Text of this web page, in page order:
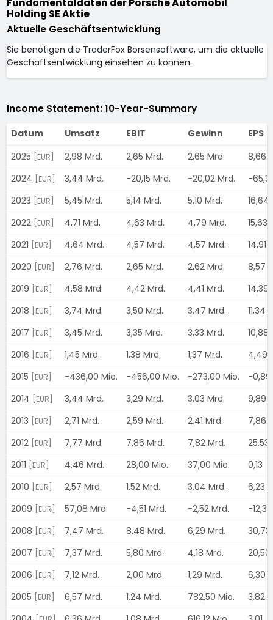
Holding SE Aktie
Aktuelle Geschäftsentwicklung
Sie benötigen die TraderFox Börsensoftware, um die aktuelle
Geschäftsentwicklung einsehen zu können.
Income Statement: 10-Year-Summary
Datum Umsatz EBIT Gewinn
EPS
2025
[EUR] 2,98 Mrd. 2,65 Mrd. 2,65 Mrd.
8,66
2024
[EUR] 3,44 Mrd. -20,15 Mrd. -20,02 Mrd.
-
2023
[EUR] 5,45 Mrd. 5,14 Mrd. 5,10 Mrd.
16,64
2022
[EUR] 4,71 Mrd. 4,63 Mrd. 4,79 Mrd.
15,63
2021
[EUR] 4,64 Mrd. 4,57 Mrd. 4,57 Mrd.
14,91
2020
[EUR] 2,76 Mrd. 2,65 Mrd. 2,62 Mrd.
8,57
2019
[EUR] 4,58 Mrd. 4,42 Mrd. 4,41 Mrd.
14,39
2018
[EUR] 3,74 Mrd. 3,50 Mrd. 3,47 Mrd.
11,34
2017
[EUR] 3,45 Mrd. 3,35 Mrd. 3,33 Mrd.
10,88
2016
[EUR] 1,45 Mrd. 1,38 Mrd. 1,37 Mrd.
4,49
2015
[EUR] -436,00 Mio. -456,00 Mio. -273,00 Mio.
-0,89
2014
[EUR] 3,44 Mrd. 3,29 Mrd. 3,03 Mrd.
9,89
2013
[EUR] 2,71 Mrd. 2,59 Mrd. 2,41 Mrd.
7,86
2012
[EUR] 7,77 Mrd. 7,86 Mrd. 7,82 Mrd.
25,53
2011
[EUR] 4,46 Mrd. 28,00 Mio. 37,00 Mio.
0,13
2010
[EUR] 2,57 Mrd. 1,52 Mrd. 3,04 Mrd.
6,23
2009
[EUR] 57,08 Mrd. -4,51 Mrd. -2,52 Mrd.
-12,35
2008
[EUR] 7,47 Mrd. 8,48 Mrd. 6,29 Mrd.
30,73
2007
[EUR] 7,37 Mrd. 5,80 Mrd. 4,18 Mrd.
20,50
2006
[EUR] 7,12 Mrd. 2,00 Mrd. 1,29 Mrd.
6,30
2005
[EUR] 6,57 Mrd. 1,24 Mrd. 782,50 Mio.
3,82